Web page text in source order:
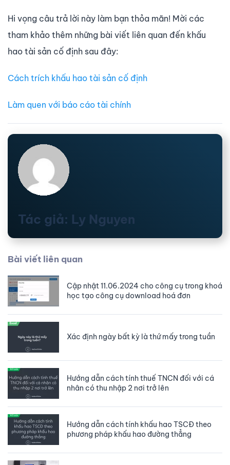
Hi vọng câu trả lời này làm bạn thỏa mãn! Mời các
tham khảo thêm những bài viết liên quan đến khấu
hao tài sản cố định sau đây:
Cách trích khấu hao tài sản cố định
Làm quen với báo cáo tài chính
Tác giả: Ly Nguyen
Bài viết liên quan
Cập nhật 11.06.2024 cho công cụ trong khoá
học tạo công cụ download hoá đơn
Xác định ngày bất kỳ là thứ mấy trong tuần
Hướng dẫn cách tính thuế TNCN đối với cá
nhân có thu nhập 2 nơi trở lên
Hướng dẫn cách tính khấu hao TSCĐ theo
phương pháp khấu hao đường thẳng